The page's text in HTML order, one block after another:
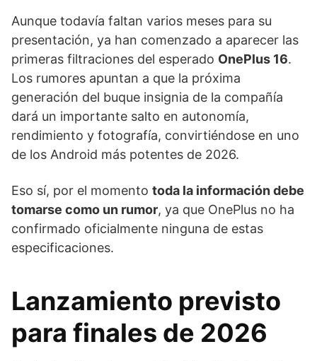
Aunque todavía faltan varios meses para su
presentación, ya han comenzado a aparecer las
primeras filtraciones del esperado OnePlus 16.
Los rumores apuntan a que la próxima
generación del buque insignia de la compañía
dará un importante salto en autonomía,
rendimiento y fotografía, convirtiéndose en uno
de los Android más potentes de 2026.
Eso sí, por el momento toda la información debe
tomarse como un rumor, ya que OnePlus no ha
confirmado oficialmente ninguna de estas
especificaciones.
Lanzamiento previsto
para finales de 2026